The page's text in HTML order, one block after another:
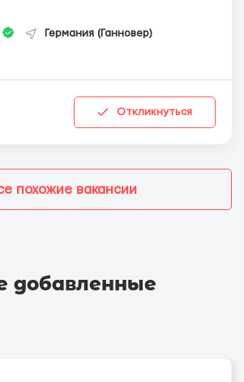
Германия (Ганновер)
Откликнуться
похожие вакансии
добавленные